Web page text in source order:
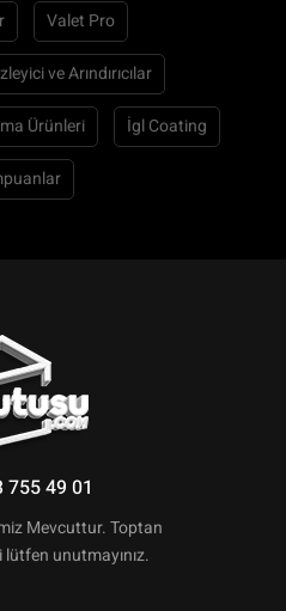
Valet Pro
ve Arındırıcılar
Ürünleri İgl Coating
49 01
Mevcuttur. Toptan
unutmayınız.